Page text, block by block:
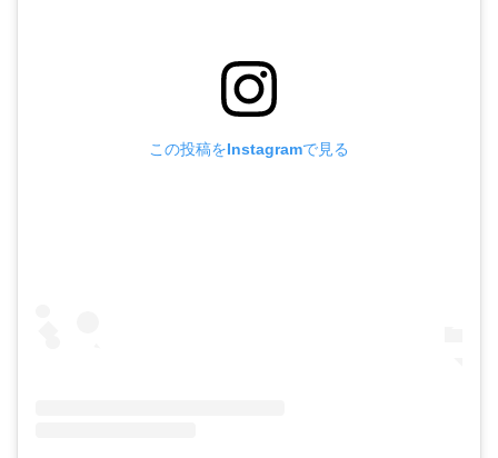
この投稿をInstagramで見る